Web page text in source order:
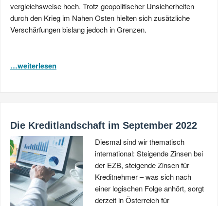
vergleichsweise hoch. Trotz geopolitischer Unsicherheiten
durch den Krieg im Nahen Osten hielten sich zusätzliche
Verschärfungen bislang jedoch in Grenzen.
…weiterlesen
Die Kreditlandschaft im September 2022
Diesmal sind wir thematisch
international: Steigende Zinsen bei
der EZB, steigende Zinsen für
Kreditnehmer – was sich nach
einer logischen Folge anhört, sorgt
derzeit in Österreich für